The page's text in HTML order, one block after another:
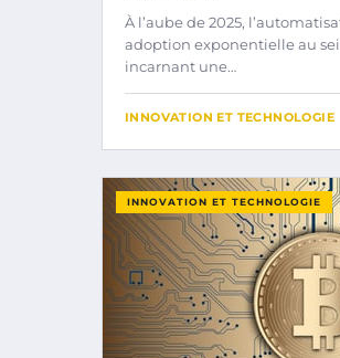
À l’aube de 2025,
adoption exponentielle au
incarnant une…
INNOVATION ET TECHNOLOGIE
INNOVATION ET TECHNOLOGIE